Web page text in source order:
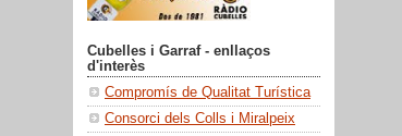
Cubelles i Garraf - enllaços
d'interès
Compromís de Qualitat Turística
Consorci dels Colls i Miralpeix